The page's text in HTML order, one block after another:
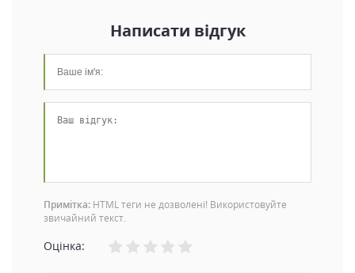
Написати відгук
Примітка: HTML теги не дозволені! Використовуйте
звичайний текст.
Оцінка: